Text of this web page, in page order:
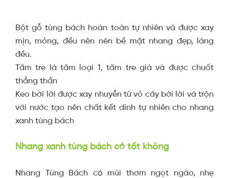
Bột gỗ tùng bách hoàn toàn tự nhiên và được xay
mịn, mỏng, đều nên nén bề mặt nhang đẹp, láng
đều.
Tăm tre là tăm loại 1, tăm tre già và được chuốt
thẳng thắn
Keo bời lời được xay nhuyễn từ vỏ cây bời lời và trộn
với nước tạo nên chất kết dính tự nhiên cho nhang
xanh tùng bách
Nhang xanh tùng bách có tốt không
Nhang Tùng Bách có mùi thơm ngọt ngào, nhẹ